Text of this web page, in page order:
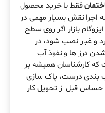
فقط با خرید محصول
اجرا نقش بسیار مهمی در
بازار اگر روی سطح
و غبار نصب شود، در
درز ها و نفوذ آب
کارشناسان همیشه بر
بندی درست، پاک سازی
قبل از تحویل کار